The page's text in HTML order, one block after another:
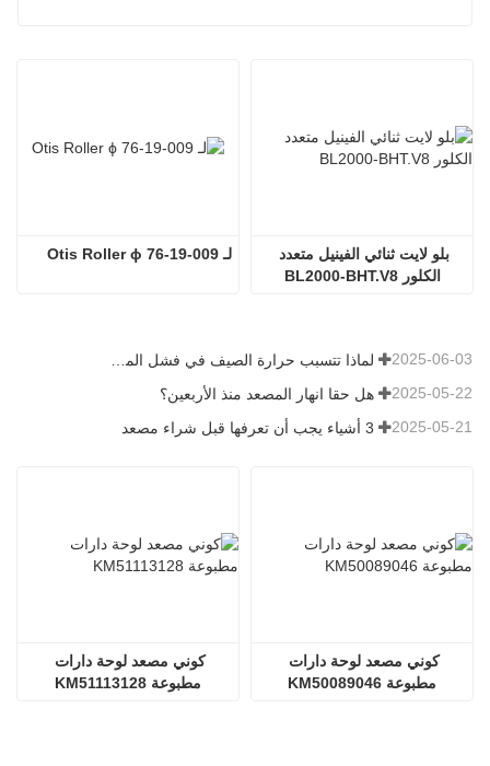
لـ Otis Roller ϕ 76-19-009
الكلور BL2000-BHT.V8
2025-06-03
هل حقا انهار المصعد منذ الأربعين؟ 2025-05-22
3 أشياء يجب أن تعرفها قبل شراء مصعد 2025-05-21
مطبوعة KM51113128
مطبوعة KM50089046